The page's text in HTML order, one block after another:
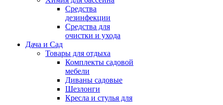
Средства
дезинфекции
Средства для
очистки и ухода
Дача и Сад
Товары для отдыха
Комплекты садовой
мебели
Диваны садовые
Шезлонги
Кресла и стулья для